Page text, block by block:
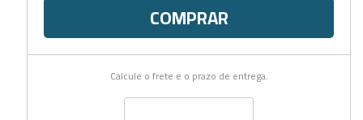
COMPRAR
Calcule o frete e o prazo de entrega.